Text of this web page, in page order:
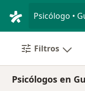
Psicólogo •
Filtros
Psicólogos en